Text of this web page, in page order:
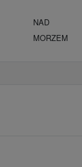
NAD
MORZEM